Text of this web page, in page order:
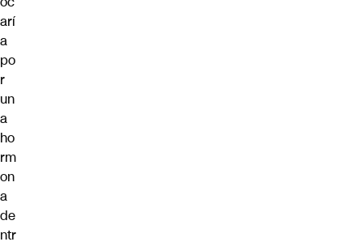
arí
a
po
r
un
a
ho
rm
on
a
de
ntr